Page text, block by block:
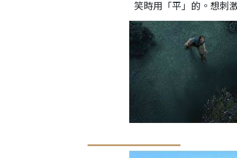
笑時用「平」的。想刺